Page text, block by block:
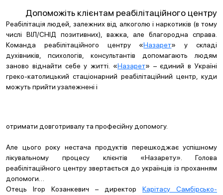
Допоможіть клієнтам реабілітаційного центру
Реабілітація людей, залежних від алкоголю і наркотиків (в тому
числі ВІЛ/СНІД позитивних), важка, але благородна справа.
Команда реабілітаційного центру «Назарет» у складі
духівників, психологів, консультантів допомагають людям
заново віднайти себе у житті. «Назарет» – єдиний в Україні
греко-католицький стаціонарний реабілітаційний центр, куди
можуть прийти узалежнені і
отримати довготривалу та професійну допомогу.
Але цього року нестача продуктів перешкоджає успішному
лікувальному процесу клієнтів «Назарету». Голова
реабілітаційного центру звертається до українців із проханням
допомоги…
Отець Ігор Козанкевич – директор Карітасу Самбірсько-